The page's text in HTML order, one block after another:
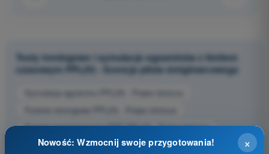
Testy treningowe i symulacje egzaminów z limitem
czasowym PPL(H) - licencja pilota śmigłowcowego
Symulacja egzaminu PPL(H) - Prawo lotnicze
Pytania treningowe PPL(H) - Prawo lotnicze
Pytania egzaminacyjne PDF PPL(H) - Prawo lotnicze
×
Nowość: Wzmocnij swoje przygotowania!